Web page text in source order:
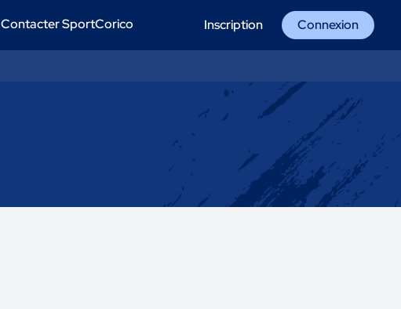
Contacter SportCorico Inscription Connexion